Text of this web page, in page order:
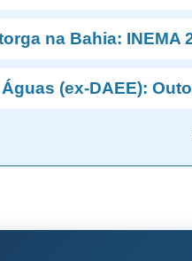
na Bahia: INEMA
(ex-DAEE):